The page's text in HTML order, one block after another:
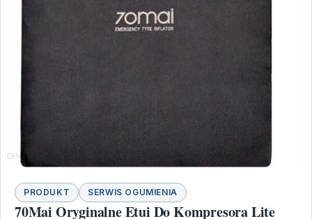
PRODUKT SERWIS OGUMIENIA
70Mai Oryginalne Etui Do Kompresora Lite